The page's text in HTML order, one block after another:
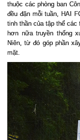
thuộc các phòng ban
đều đặn mỗi tuần, HAI
tinh thần của tập thể
hơn nữa truyền thống
Niên, từ đó góp phần
mặt.